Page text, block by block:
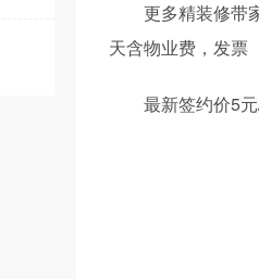
更多精装修带
天含物业费，发票
最新签约价5